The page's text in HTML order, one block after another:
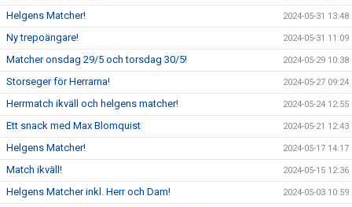
Helgens Matcher! 2024-05-31 13:48
Ny trepoängare! 2024-05-31 11:09
Matcher onsdag 29/5 och torsdag 30/5! 2024-05-29 10:38
Storseger för Herrarna! 2024-05-27 09:24
Herrmatch ikväll och helgens matcher! 2024-05-24 12:55
Ett snack med Max Blomquist 2024-05-21 12:43
Helgens Matcher! 2024-05-17 14:17
Match ikväll! 2024-05-15 12:36
Helgens Matcher inkl. Herr och Dam! 2024-05-03 10:59